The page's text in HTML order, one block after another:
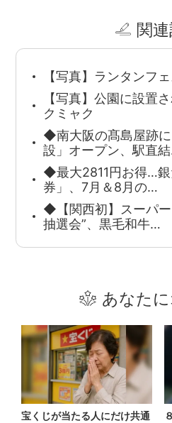
関
【写真】ランタンフ
【写真】公園に設置
クミャク
◆南大阪の髙島屋跡
設」オープン、駅直
◆最大2811円お得…銀
券」、7月＆8月の…
◆【関西初】スーパー
抽選会”、黒毛和牛…
あなた
宝くじが当たる人にだけ共通